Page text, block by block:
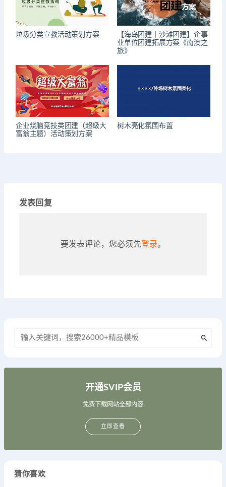
垃圾分类宣教活动策划方案
【海岛团建丨沙滩团建】企事
业单位团建拓展方案《南澳之
旅》
企业烧脑竞技类团建（超级大
富翁主题）活动策划方案
树木亮化氛围布置
发表回复
要发表评论，您必须先登录。
开通SVIP会员
免费下载网站全部内容
立即查看
猜你喜欢